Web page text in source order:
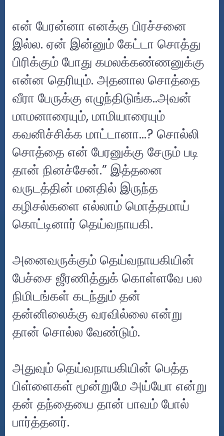
என் பேரன்னா எனக்கு பிரச்சனை
இல்ல. ஏன் இன்னும் கேட்டா சொத்து
பிரிக்கும் போது கமலக்கண்ணனுக்கு
என்ன தெரியும். அதனால சொத்தை
வீரா பேருக்கு எழுந்திடுங்க..அவன்
மாமனாரையும், மாமியாரையும்
கவனிச்சிக்க மாட்டானா…? சொல்லி
சொத்தை என் பேரனுக்கு சேரும் படி
தான் நினச்சேன்.” இத்தனை
வருடத்தின் மனதில் இருந்த
கழிசல்களை எல்லாம் மொத்தமாய்
கொட்டினார் தெய்வநாயகி.
அனைவருக்கும் தெய்வநாயகியின்
பேச்சை ஜீரணித்துக் கொள்ளவே பல
நிமிடங்கள் கடந்தும் தன்
தன்னிலைக்கு வரவில்லை என்று
தான் சொல்ல வேண்டும்.
அதுவும் தெய்வநாயகியின் பெத்த
பிள்ளைகள் மூன்றுமே அய்யோ என்று
தன் தந்தையை தான் பாவம் போல்
பார்த்தனர்.